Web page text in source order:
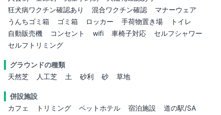
狂犬病ワクチン確認あり
混合ワクチン確認
マナーウェア
うんちゴミ箱
ゴミ箱 ロッカー 手荷物置き場
トイレ
自動販売機
コンセント wifi 車椅子対応
セルフシャワー
セルフトリミング
グラウンドの種類
天然芝
人工芝 土 砂利 砂 草地
併設施設
カフェ
トリミング ペットホテル 宿泊施設
道の駅/SA